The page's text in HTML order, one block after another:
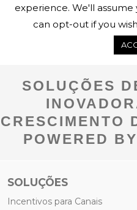
SOLUÇÕES
CRESCIMENTO
POWERED
SOLUÇÕES
Incentivos para Canais